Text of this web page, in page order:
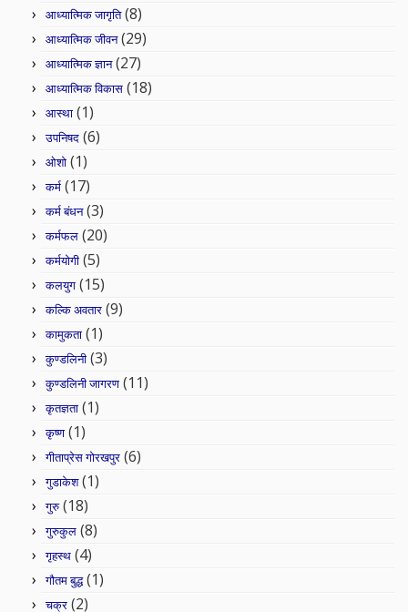
आध्यात्मिक जागृति(8)
आध्यात्मिक जीवन(29)
आध्यात्मिक ज्ञान(27)
आध्यात्मिक विकास (18)
आस्था (1)
उपनिषद (6)
ओशो (1)
कर्म (17)
कर्म बंधन(3)
कर्मफल (20)
कर्मयोगी (5)
कलयुग (15)
कल्कि अवतार (9)
कामुकता (1)
कुण्डलिनी (3)
कुण्डलिनी जागरण (11)
कृतज्ञता (1)
कृष्ण (1)
गीताप्रेस गोरखपुर (6)
गुडाकेश(1)
गुरु(18)
गुरुकुल (8)
गृहस्थ (4)
गौतम बुद्ध(1)
चक्र (2)